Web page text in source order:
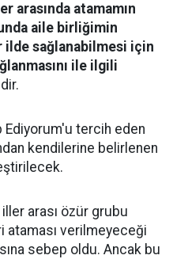
arasında atamamın
aile birliğimin
ilde sağlanabilmesi için
ile ilgili
Ediyorum'u tercih eden
kendilerine belirlenen
arası özür grubu
ataması verilmeyeceği
sebep oldu. Ancak bu